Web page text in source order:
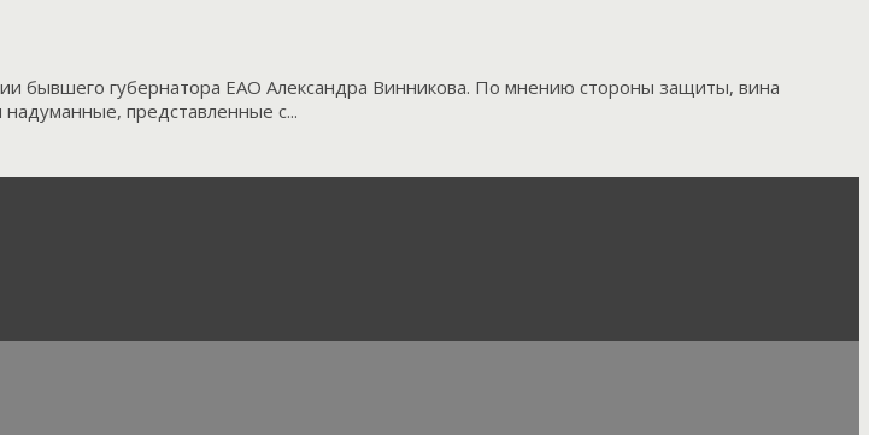
бывшего губернатора ЕАО Александра Винникова. По мнению стороны защиты, вина
представленные с...